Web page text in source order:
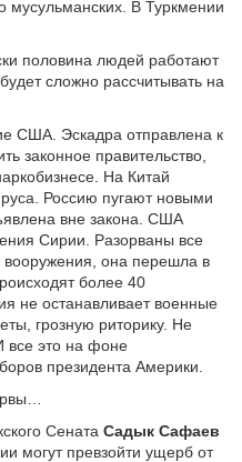
мусульманских. В Туркмении
половина людей работают
сложно рассчитывать на
США. Эскадра отправлена к
законное правительство,
На Китай
Россию пугают новыми
вне закона. США
Сирии. Разорваны все
вооружения, она перешла в
более 40
не останавливает военные
грозную риторику. Не
все это на фоне
президента Америки.
Сената Садык Сафаев
могут превзойти ущерб от